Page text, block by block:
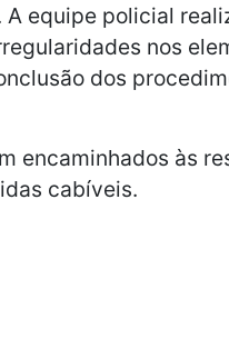
equipe policial
nos
dos
encaminhados às
cabíveis.